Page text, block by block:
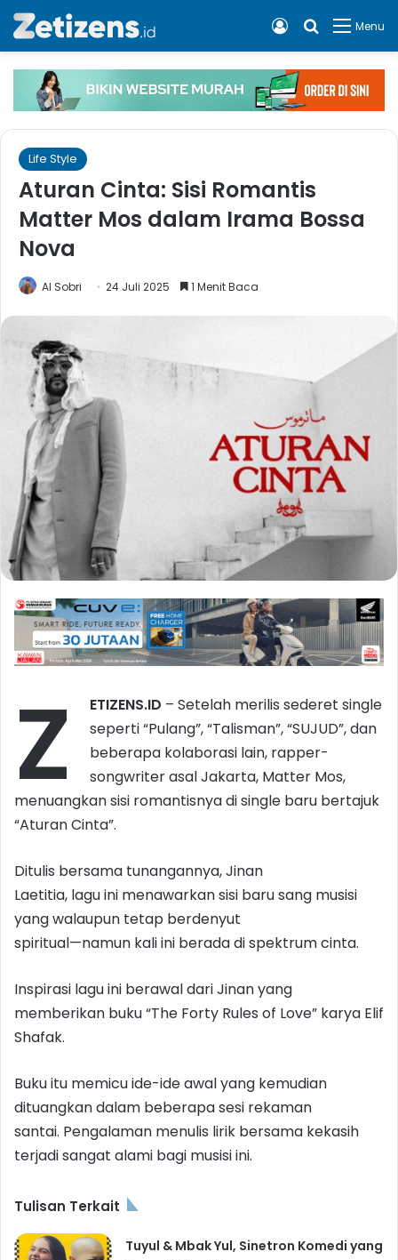
Menu
Cari apa,
Log In
Life Style
Aturan Cinta: Sisi Romantis
Matter Mos dalam Irama Bossa
Nova
Al Sobri 24 Juli 2025 1 Menit Baca
Z ETIZENS.ID – Setelah merilis sederet single
seperti “Pulang”, “Talisman”, “SUJUD”, dan
beberapa kolaborasi lain, rapper-
songwriter asal Jakarta, Matter Mos,
menuangkan sisi romantisnya di single baru bertajuk
“Aturan Cinta”.
Ditulis bersama tunangannya, Jinan
Laetitia, lagu ini menawarkan sisi baru sang musisi
yang walaupun tetap berdenyut
spiritual—namun kali ini berada di spektrum cinta.
Inspirasi lagu ini berawal dari Jinan yang
memberikan buku “The Forty Rules of Love” karya Elif
Shafak.
Buku itu memicu ide-ide awal yang kemudian
dituangkan dalam beberapa sesi rekaman
santai. Pengalaman menulis lirik bersama kekasih
terjadi sangat alami bagi musisi ini.
Tulisan Terkait
Tuyul & Mbak Yul, Sinetron Komedi yang